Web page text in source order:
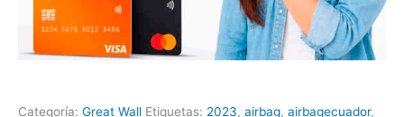
Categoría: Great Wall Etiquetas: 2023, airbag, airbagecuador,